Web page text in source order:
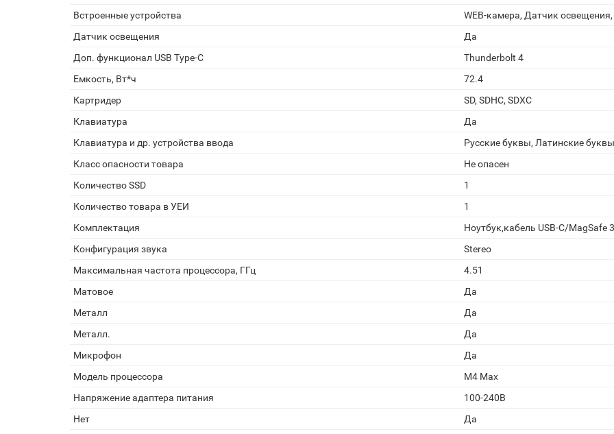
Встроенные устройства
WEB-камера, Датчик
Датчик освещения
Да
Доп. функционал USB Type-C
Thunderbolt 4
Емкость, Вт*ч
72.4
Картридер
SD, SDHC, SDXC
Клавиатура
Да
Клавиатура и др. устройства ввода
Русские буквы, Латинские буквы
Класс опасности товара
Не опасен
Количество SSD
1
Количество товара в УЕИ
1
Комплектация
Ноутбук,кабель USB-C/MagSafe
Конфигурация звука
Stereo
Максимальная частота процессора, ГГц
4.51
Матовое
Да
Металл
Да
Металл.
Да
Микрофон
Да
Модель процессора
M4 Max
Напряжение адаптера питания
100-240В
Нет
Да